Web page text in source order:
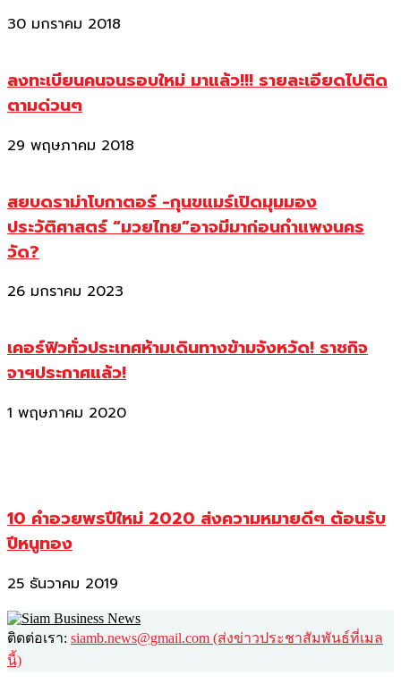
30 มกราคม 2018
ลงทะเบียนคนจนรอบใหม่ มาแล้ว!!! รายละเอียดไปติด
ตามด่วนๆ
29 พฤษภาคม 2018
สยบดราม่าโบกาตอร์ -กุนขแมร์เปิดมุมมอง
ประวัติศาสตร์ “มวยไทย”อาจมีมาก่อนกำแพงนคร
วัด?
26 มกราคม 2023
เคอร์ฟิวทั่วประเทศห้ามเดินทางข้ามจังหวัด! ราชกิจ
จาฯประกาศแล้ว!
1 พฤษภาคม 2020
10 คำอวยพรปีใหม่ 2020 ส่งความหมายดีๆ ต้อนรับ
ปีหนูทอง
25 ธันวาคม 2019
ติดต่อเรา: siamb.news@gmail.com (ส่งข่าวประชาสัมพันธ์ที่เมล
นี้)